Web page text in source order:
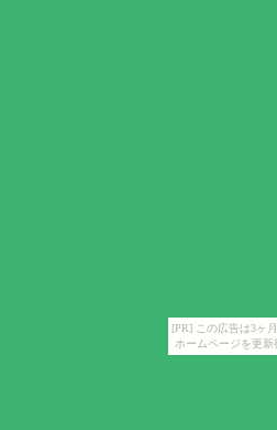
[PR] この広告は3ヶ
ホームページを更